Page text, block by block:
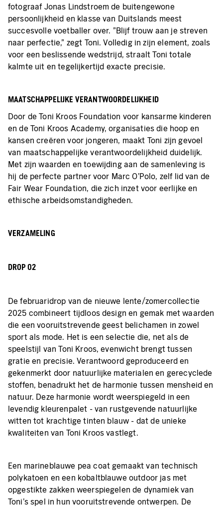
fotograaf Jonas Lindstroem de buitengewone
persoonlijkheid en klasse van Duitslands meest
succesvolle voetballer over. "Blijf trouw aan je streven
naar perfectie," zegt Toni. Volledig in zijn element, zoals
voor een beslissende wedstrijd, straalt Toni totale
kalmte uit en tegelijkertijd exacte precisie.
MAATSCHAPPELIJKE VERANTWOORDELIJKHEID
Door de Toni Kroos Foundation voor kansarme kinderen
en de Toni Kroos Academy, organisaties die hoop en
kansen creëren voor jongeren, maakt Toni zijn gevoel
van maatschappelijke verantwoordelijkheid duidelijk.
Met zijn waarden en toewijding aan de samenleving is
hij de perfecte partner voor Marc O'Polo, zelf lid van de
Fair Wear Foundation, die zich inzet voor eerlijke en
ethische arbeidsomstandigheden.
VERZAMELING
DROP 02
De februaridrop van de nieuwe lente/zomercollectie
2025 combineert tijdloos design en gemak met waarden
die een vooruitstrevende geest belichamen in zowel
sport als mode. Het is een selectie die, net als de
speelstijl van Toni Kroos, evenwicht brengt tussen
gratie en precisie. Verantwoord geproduceerd en
gekenmerkt door natuurlijke materialen en gerecyclede
stoffen, benadrukt het de harmonie tussen mensheid en
natuur. Deze harmonie wordt weerspiegeld in een
levendig kleurenpalet - van rustgevende natuurlijke
witten tot krachtige tinten blauw - dat de unieke
kwaliteiten van Toni Kroos vastlegt.
Een marineblauwe pea coat gemaakt van technisch
polykatoen en een kobaltblauwe outdoor jas met
opgestikte zakken weerspiegelen de dynamiek van
Toni's spel in hun vooruitstrevende ontwerpen. De